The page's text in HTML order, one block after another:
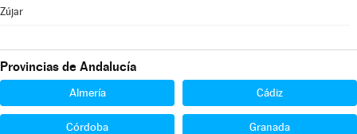
Zújar
Provincias de Andalucía
Almería Cádiz
Córdoba Granada